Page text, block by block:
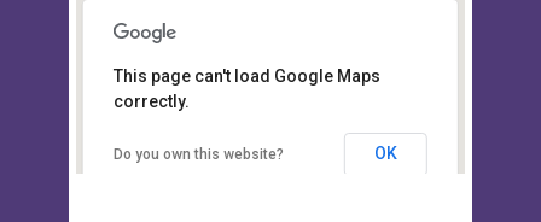
Board of Intermediate &
Sylhet
This page can't load Google Maps